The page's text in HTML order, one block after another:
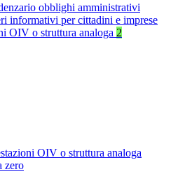
obblighi amministrativi
informativi per cittadini e imprese
OIV o struttura analoga 2
OIV o struttura analoga
zero